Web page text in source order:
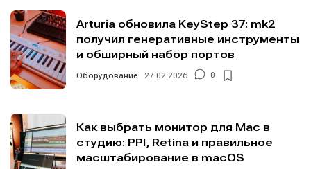
Arturia обновила KeyStep 37: mk2
получил генеративные инструменты
и обширный набор портов
Оборудование 27.02.2026 0
Как выбрать монитор для Mac в
студию: PPI, Retina и правильное
масштабирование в macOS